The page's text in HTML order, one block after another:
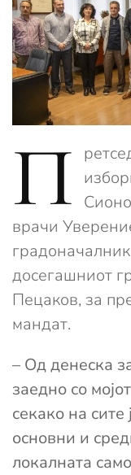
П
врачи
досегашниот
Пецаков, за
мандат.
– Од денeска
заедно со
секако на сите
основни и
локалната